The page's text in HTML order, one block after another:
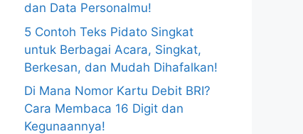
dan Data Personalmu!
5 Contoh Teks Pidato Singkat
untuk Berbagai Acara, Singkat,
Berkesan, dan Mudah Dihafalkan!
Di Mana Nomor Kartu Debit BRI?
Cara Membaca 16 Digit dan
Kegunaannya!